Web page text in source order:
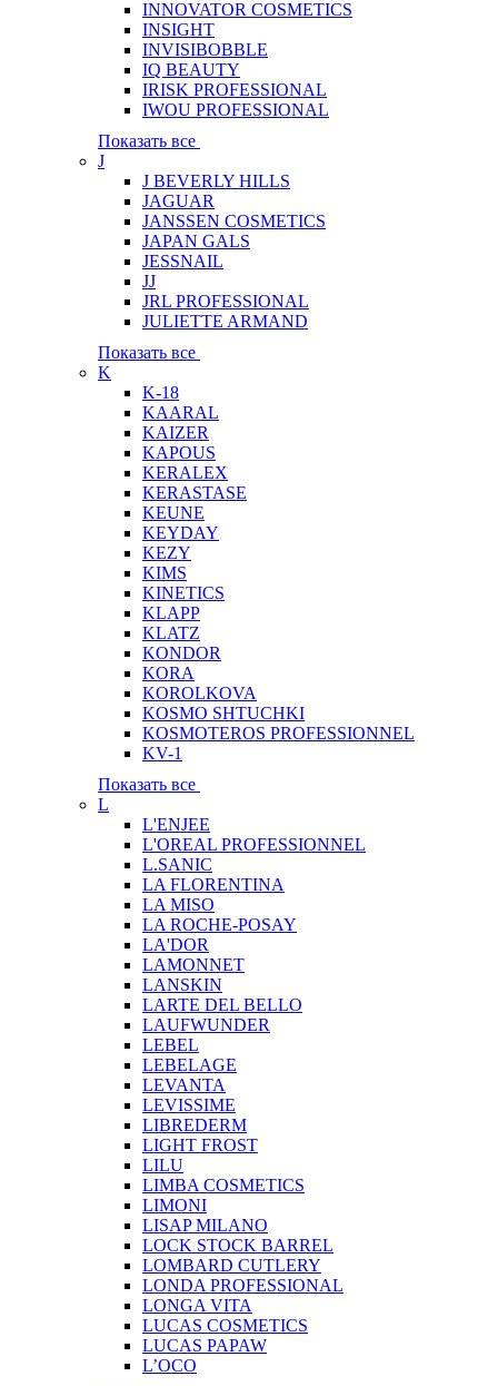
INNOVATOR COSMETICS
INSIGHT
INVISIBOBBLE
IQ BEAUTY
IRISK PROFESSIONAL
IWOU PROFESSIONAL
Показать все
J
J BEVERLY HILLS
JAGUAR
JANSSEN COSMETICS
JAPAN GALS
JESSNAIL
JJ
JRL PROFESSIONAL
JULIETTE ARMAND
Показать все
K
K-18
KAARAL
KAIZER
KAPOUS
KERALEX
KERASTASE
KEUNE
KEYDAY
KEZY
KIMS
KINETICS
KLAPP
KLATZ
KONDOR
KORA
KOROLKOVA
KOSMO SHTUCHKI
KOSMOTEROS PROFESSIONNEL
KV-1
Показать все
L
L'ENJEE
L'OREAL PROFESSIONNEL
L.SANIC
LA FLORENTINA
LA MISO
LA ROCHE-POSAY
LA'DOR
LAMONNET
LANSKIN
LARTE DEL BELLO
LAUFWUNDER
LEBEL
LEBELAGE
LEVANTA
LEVISSIME
LIBREDERM
LIGHT FROST
LILU
LIMBA COSMETICS
LIMONI
LISAP MILANO
LOCK STOCK BARREL
LOMBARD CUTLERY
LONDA PROFESSIONAL
LONGA VITA
LUCAS COSMETICS
LUCAS PAPAW
L’OCO